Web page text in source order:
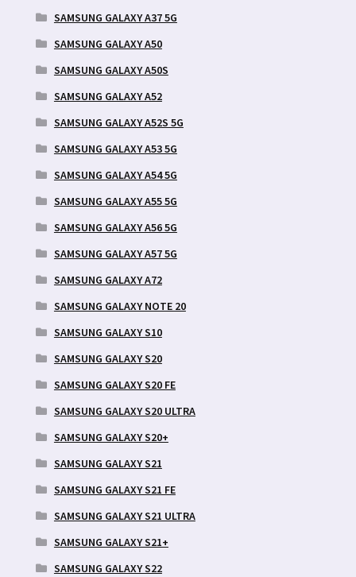
SAMSUNG GALAXY A37 5G
SAMSUNG GALAXY A50
SAMSUNG GALAXY A50S
SAMSUNG GALAXY A52
SAMSUNG GALAXY A52S 5G
SAMSUNG GALAXY A53 5G
SAMSUNG GALAXY A54 5G
SAMSUNG GALAXY A55 5G
SAMSUNG GALAXY A56 5G
SAMSUNG GALAXY A57 5G
SAMSUNG GALAXY A72
SAMSUNG GALAXY NOTE 20
SAMSUNG GALAXY S10
SAMSUNG GALAXY S20
SAMSUNG GALAXY S20 FE
SAMSUNG GALAXY S20 ULTRA
SAMSUNG GALAXY S20+
SAMSUNG GALAXY S21
SAMSUNG GALAXY S21 FE
SAMSUNG GALAXY S21 ULTRA
SAMSUNG GALAXY S21+
SAMSUNG GALAXY S22